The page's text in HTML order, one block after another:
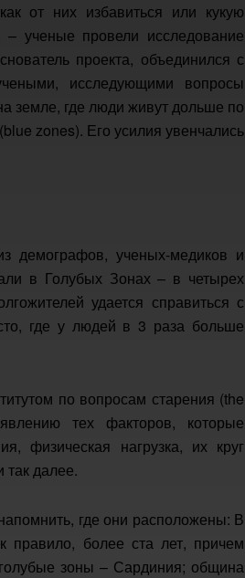
от них избавиться или кукую
ученые провели исследование
проекта, объединился с
исследующими вопросы
земле, где люди живут дольше по
zones). Его усилия увенчались
демографов, ученых-медиков и
в Голубых Зонах – в четырех
удается справиться с
где у людей в 3 раза больше
по вопросам старения (the
тех факторов, которые
физическая нагрузка, их круг
далее.
где они расположены: В
правило, более ста лет, причем
зоны – Сардиния; община